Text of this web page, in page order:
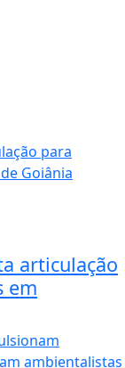
articulação
em